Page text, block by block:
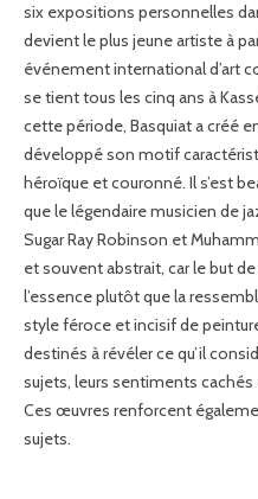
six expositions personnelles
devient le plus jeune artiste à
événement international d’art
se tient tous les cinq ans à
cette période, Basquiat a créé
développé son motif
héroïque et couronné. Il s’est
que le légendaire musicien de
Sugar Ray Robinson et
et souvent abstrait, car le but
l’essence plutôt que la
style féroce et incisif de
destinés à révéler ce qu’il
sujets, leurs sentiments
Ces œuvres renforcent
sujets.